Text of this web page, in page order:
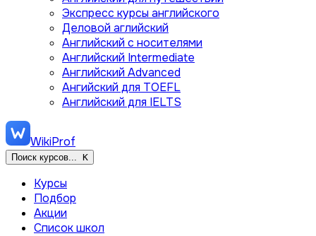
Экспресс курсы английского
Деловой аглийский
Английский с носителями
Английский Intermediate
Английский Advanced
Ангийский для TOEFL
Английский для IELTS
WikiProf
Поиск курсов... K
Курсы
Подбор
Акции
Список школ